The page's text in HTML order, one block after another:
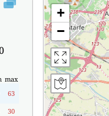
Granada-norte,
max
63
30
+
−